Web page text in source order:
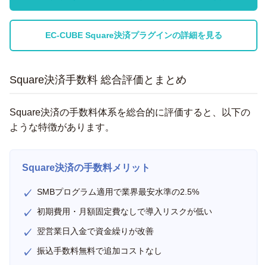
EC-CUBE Square決済プラグインの詳細を見る
Square決済手数料 総合評価とまとめ
Square決済の手数料体系を総合的に評価すると、以下の
ような特徴があります。
Square決済の手数料メリット
SMBプログラム適用で業界最安水準の2.5%
初期費用・月額固定費なしで導入リスクが低い
翌営業日入金で資金繰りが改善
振込手数料無料で追加コストなし